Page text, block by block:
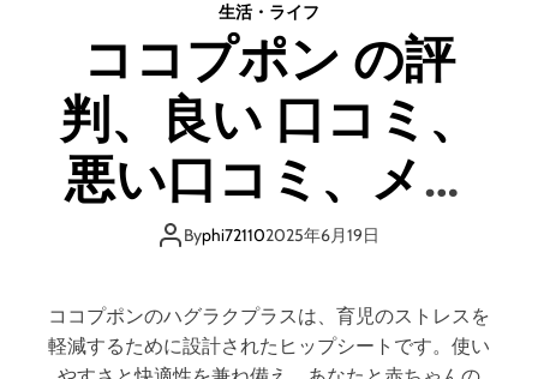
e
生活・ライフ
ココプポン の評
判、良い 口コミ、
悪い口コミ、メリ
ットとデメリット
はどうなの？ 【徹
底解説】
Byphi721102025年6月19日
ココプポンのハグラクプラスは、育児のストレスを
軽減するために設計されたヒップシートです。使い